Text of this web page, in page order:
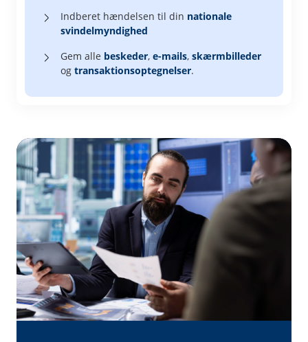
Indberet hændelsen til din nationale
svindelmyndighed
Gem alle beskeder, e-mails, skærmbilleder
og transaktionsoptegnelser.